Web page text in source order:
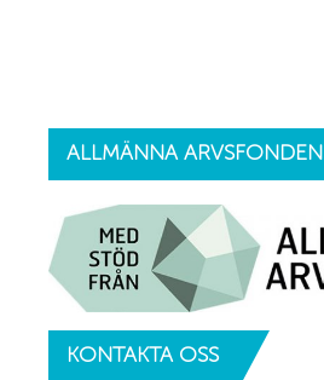
ALLMÄNNA ARVSFONDEN
KONTAKTA OSS